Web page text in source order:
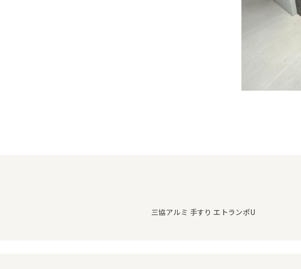
三協アルミ 手すり エトランポU